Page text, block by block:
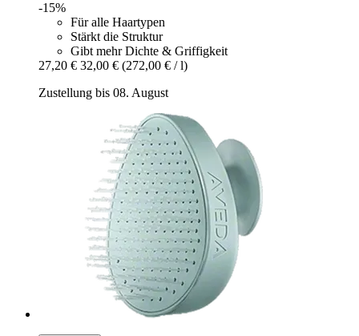
-15%
Für alle Haartypen
Stärkt die Struktur
Gibt mehr Dichte & Griffigkeit
27,20 € 32,00 € (272,00 € / l)
Zustellung bis 08. August